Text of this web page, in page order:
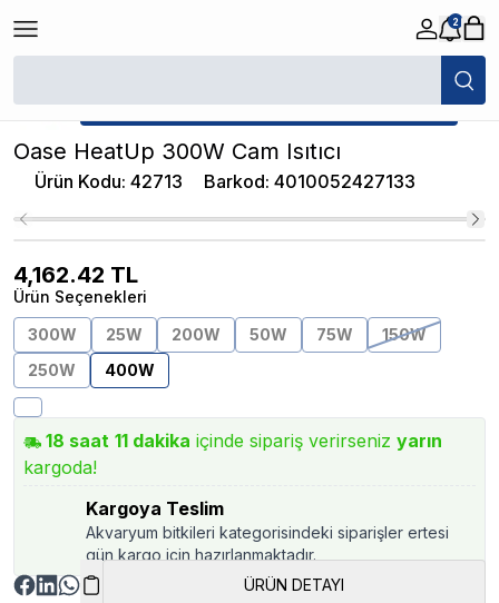
2
/
★ Atakan Petshop, Oase yetkili satıcısıdır.
Oase HeatUp 300W Cam Isıtıcı
Ürün Kodu: 42713 Barkod: 4010052427133
4,162.42 TL
Ürün Seçenekleri
300W
25W 200W 50W 75W
150W
250W
400W
18 saat 11 dakika içinde sipariş verirseniz yarın
kargoda!
Kargoya Teslim
Akvaryum bitkileri kategorisindeki siparişler ertesi
gün kargo için hazırlanmaktadır.
ÜRÜN DETAYI